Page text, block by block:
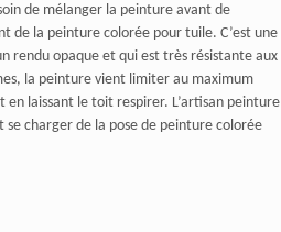
de mélanger la peinture avant de
de la peinture colorée pour tuile. C’est une
rendu opaque et qui est très résistante aux
la peinture vient limiter au maximum
en laissant le toit respirer. L’artisan peinture
charger de la pose de peinture colorée